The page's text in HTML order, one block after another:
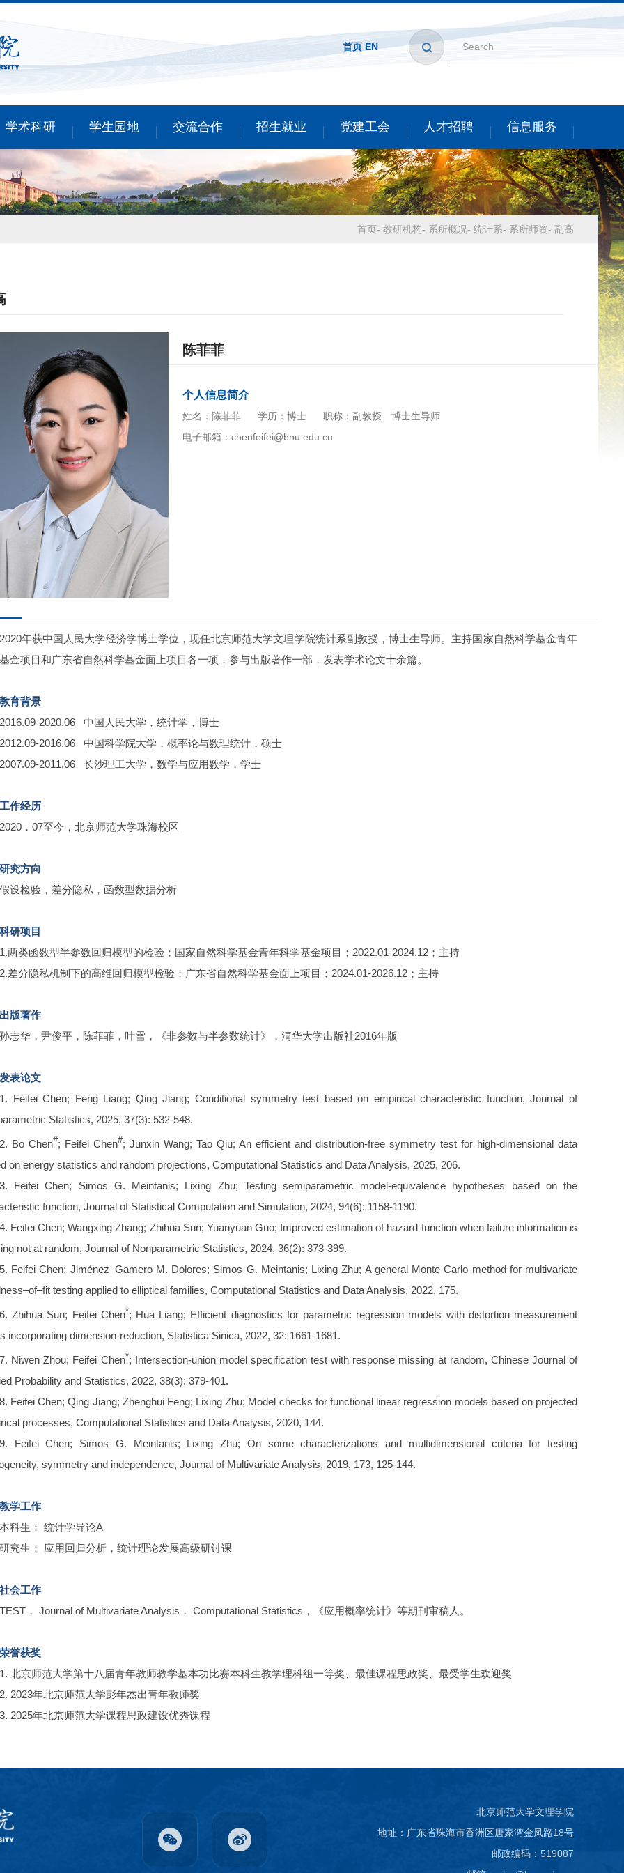
首页 EN
学术科研 学生园地 交流合作 招生就业 党建工会 人才招聘 信息服务
首页- 教研机构- 系所概况- 统计系- 系所师资- 副高
陈菲菲
个人信息简介
姓名：陈菲菲 学历：博士
职称：副教授、博士生导师
电子邮箱：chenfeifei@bnu.edu.cn
2020年获中国人民大学经济学博士学位，现任北京师范大学文理学院统计系副教授，博士生导师。主持国家自然科学基金青年
金项目和广东省自然科学基金面上项目各一项，参与出版著作一部，发表学术论文十余篇。
教育背景
2016.09-2020.06 中国人民大学，统计学，博士
2012.09-2016.06 中国科学院大学，概率论与数理统计，硕士
2007.09-2011.06 长沙理工大学，数学与应用数学，学士
工作经历
2020．07至今，北京师范大学珠海校区
研究方向
假设检验，差分隐私，函数型数据分析
科研项目
1.两类函数型半参数回归模型的检验；国家自然科学基金青年科学基金项目；2022.01-2024.12；主持
2.差分隐私机制下的高维回归模型检验；广东省自然科学基金面上项目；2024.01-2026.12；主持
出版著作
孙志华，尹俊平，陈菲菲，叶雪，《非参数与半参数统计》，清华大学出版社2016年版
发表论文
1. Feifei Chen; Feng Liang; Qing Jiang; Conditional symmetry test based on empirical characteristic function, Journal of
Statistics, 2025, 37(3): 532-548.
2. Bo Chen#; Feifei Chen#; Junxin Wang; Tao Qiu; An efficient and distribution-free symmetry test for high-dimensional data
on energy statistics and random projections, Computational Statistics and Data Analysis, 2025, 206.
3. Feifei Chen; Simos G. Meintanis; Lixing Zhu; Testing semiparametric model-equivalence hypotheses based on the
function, Journal of Statistical Computation and Simulation, 2024, 94(6): 1158-1190.
4. Feifei Chen; Wangxing Zhang; Zhihua Sun; Yuanyuan Guo; Improved estimation of hazard function when failure information is
not at random, Journal of Nonparametric Statistics, 2024, 36(2): 373-399.
5. Feifei Chen; Jiménez–Gamero M. Dolores; Simos G. Meintanis; Lixing Zhu; A general Monte Carlo method for multivariate
testing applied to elliptical families, Computational Statistics and Data Analysis, 2022, 175.
6. Zhihua Sun; Feifei Chen*; Hua Liang; Efficient diagnostics for parametric regression models with distortion measurement
incorporating dimension-reduction, Statistica Sinica, 2022, 32: 1661-1681.
7. Niwen Zhou; Feifei Chen*; Intersection-union model specification test with response missing at random, Chinese Journal of
Probability and Statistics, 2022, 38(3): 379-401.
8. Feifei Chen; Qing Jiang; Zhenghui Feng; Lixing Zhu; Model checks for functional linear regression models based on projected
processes, Computational Statistics and Data Analysis, 2020, 144.
9. Feifei Chen; Simos G. Meintanis; Lixing Zhu; On some characterizations and multidimensional criteria for testing
symmetry and independence, Journal of Multivariate Analysis, 2019, 173, 125-144.
教学工作
本科生： 统计学导论A
研究生： 应用回归分析，统计理论发展高级研讨课
社会工作
TEST， Journal of Multivariate Analysis， Computational Statistics，《应用概率统计》等期刊审稿人。
荣誉获奖
1. 北京师范大学第十八届青年教师教学基本功比赛本科生教学理科组一等奖、最佳课程思政奖、最受学生欢迎奖
2. 2023年北京师范大学彭年杰出青年教师奖
3. 2025年北京师范大学课程思政建设优秀课程
北京师范大学文理学院
地址：广东省珠海市香洲区唐家湾金凤路18号
邮政编码：519087